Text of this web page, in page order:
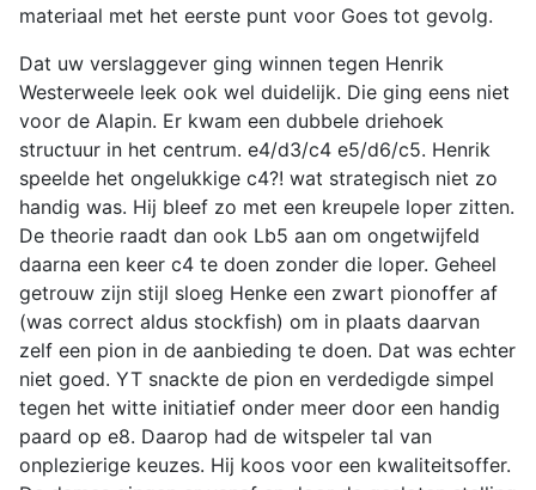
materiaal met het eerste punt voor Goes tot gevolg.
Dat uw verslaggever ging winnen tegen Henrik
Westerweele leek ook wel duidelijk. Die ging eens niet
voor de Alapin. Er kwam een dubbele driehoek
structuur in het centrum. e4/d3/c4 e5/d6/c5. Henrik
speelde het ongelukkige c4?! wat strategisch niet zo
handig was. Hij bleef zo met een kreupele loper zitten.
De theorie raadt dan ook Lb5 aan om ongetwijfeld
daarna een keer c4 te doen zonder die loper. Geheel
getrouw zijn stijl sloeg Henke een zwart pionoffer af
(was correct aldus stockfish) om in plaats daarvan
zelf een pion in de aanbieding te doen. Dat was echter
niet goed. YT snackte de pion en verdedigde simpel
tegen het witte initiatief onder meer door een handig
paard op e8. Daarop had de witspeler tal van
onplezierige keuzes. Hij koos voor een kwaliteitsoffer.